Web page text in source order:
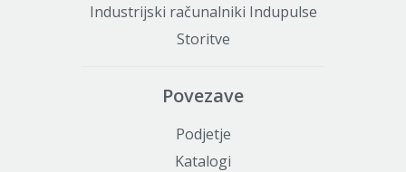
Industrijski računalniki Indupulse
Storitve
Povezave
Podjetje
Katalogi